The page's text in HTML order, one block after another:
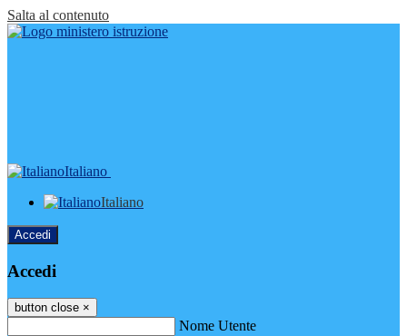
Salta al contenuto
Italiano
Italiano
Accedi
Accedi
button close ×
Nome Utente